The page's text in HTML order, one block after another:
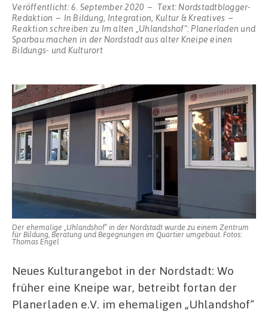
Veröffentlicht:6. September 2020 Text: Nordstadtblogger-
Redaktion
In Bildung, Integration, Kultur & Kreatives
Reaktion schreiben zu Im alten „Uhlandshof“: Planerladen und
Sparbau machen in der Nordstadt aus alter Kneipe einen
Bildungs- und Kulturort
Der ehemalige „Uhlandshof“ in der Nordstadt wurde zu einem Zentrum
für Bildung, Beratung und Begegnungen im Quartier umgebaut. Fotos:
Thomas Engel
Neues Kulturangebot in der Nordstadt: Wo
früher eine Kneipe war, betreibt fortan der
Planerladen e.V. im ehemaligen „Uhlandshof“